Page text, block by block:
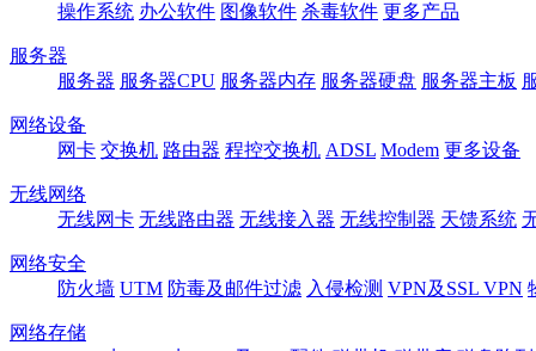
操作系统 办公软件 图像软件 杀毒软件 更多产品
服务器
服务器 服务器CPU 服务器内存 服务器硬盘 服务器主板
网络设备
网卡 交换机 路由器 程控交换机 ADSL Modem 更多设备
无线网络
无线网卡 无线路由器 无线接入器 无线控制器 天馈系统
网络安全
防火墙 UTM 防毒及邮件过滤 入侵检测 VPN及SSL VPN
网络存储